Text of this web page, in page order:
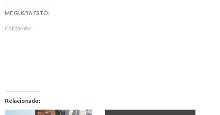
ME GUSTA ESTO:
Cargando...
Relacionado